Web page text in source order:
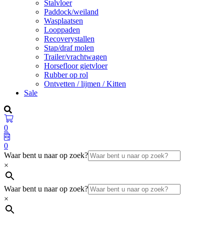
Stalvloer
Paddock/weiland
Wasplaatsen
Looppaden
Recoverystallen
Stap/draf molen
Trailer/vrachtwagen
Horsefloor gietvloer
Rubber op rol
Ontvetten / lijmen / Kitten
Sale
0
0
Waar bent u naar op zoek?
×
Waar bent u naar op zoek?
×